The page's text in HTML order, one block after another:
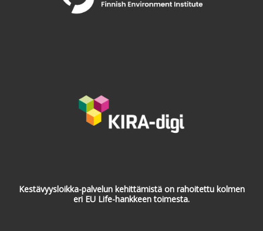
Kestävyysloikka-palvelun kehittämistä on rahoitettu kolmen
eri EU Life-hankkeen toimesta.